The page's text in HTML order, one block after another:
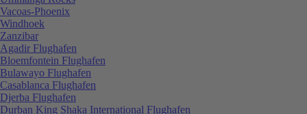
Vacoas-Phoenix
Windhoek
Zanzibar
Agadir Flughafen
Bloemfontein Flughafen
Bulawayo Flughafen
Casablanca Flughafen
Djerba Flughafen
Durban King Shaka International Flughafen